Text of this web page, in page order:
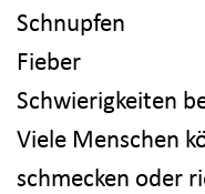
Schnupfen
Fieber
Schwierigkeiten
Viele Menschen
schmecken oder